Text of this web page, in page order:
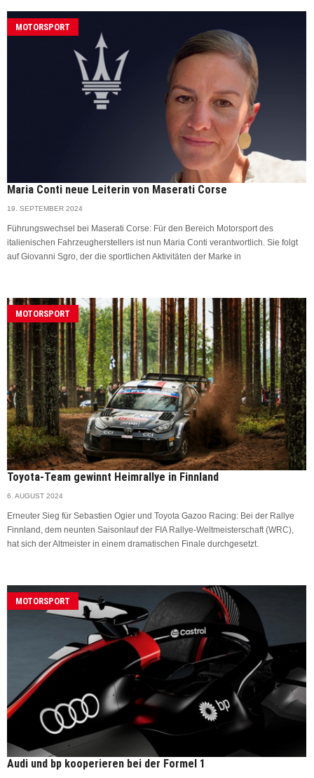
MOTORSPORT
Maria Conti neue Leiterin von Maserati Corse
19. SEPTEMBER 2024
Führungswechsel bei Maserati Corse: Für den Bereich Motorsport des
italienischen Fahrzeugherstellers ist nun Maria Conti verantwortlich. Sie folgt
auf Giovanni Sgro, der die sportlichen Aktivitäten der Marke in
MOTORSPORT
Toyota-Team gewinnt Heimrallye in Finnland
6. AUGUST 2024
Erneuter Sieg für Sebastien Ogier und Toyota Gazoo Racing: Bei der Rallye
Finnland, dem neunten Saisonlauf der FIA Rallye-Weltmeisterschaft (WRC),
hat sich der Altmeister in einem dramatischen Finale durchgesetzt.
MOTORSPORT
Audi und bp kooperieren bei der Formel 1